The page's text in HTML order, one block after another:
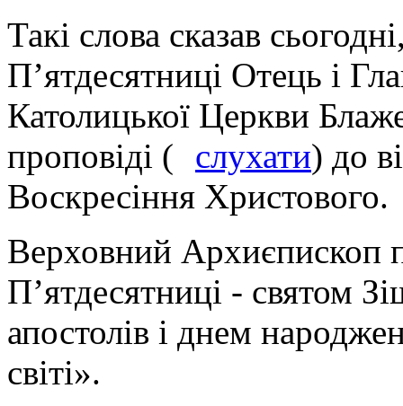
Такі слова сказав
П’ятдесятниці Отець і
Католицької Церкви
проповіді (
слухати) до
Воскресіння Христового.
Верховний Архиєпископ
П’ятдесятниці - святом
апостолів і днем
світі».